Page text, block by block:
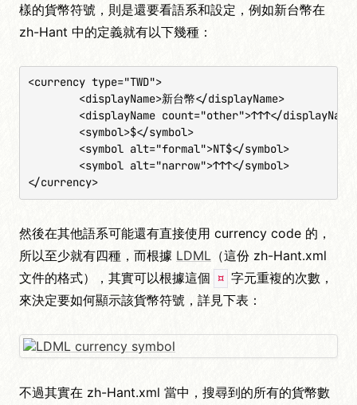
樣的貨幣符號，則是還要看語系和設定，例如新台幣在
zh-Hant 中的定義就有以下幾種：
<currency type="TWD">
</currency>
然後在其他語系可能還有直接使用 currency code 的，
所以至少就有四種，而根據 LDML （這份 zh-Hant.xml
文件的格式），其實可以根據這個 ¤ 字元重複的次數，
來決定要如何顯示該貨幣符號，詳見下表：
不過其實在 zh-Hant.xml 當中，搜尋到的所有的貨幣數